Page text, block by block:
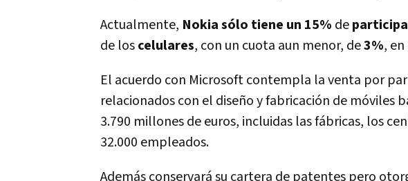
Actualmente, Nokia sólo tiene un 15% de
de loscelulares, con un cuota aun menor, de3%,
El acuerdo con Microsoft contempla la venta por
relacionados con el diseño y fabricación de móviles
3.790 millones de euros, incluidas las fábricas, los
32.000 empleados.
Además conservará su cartera de patentes pero